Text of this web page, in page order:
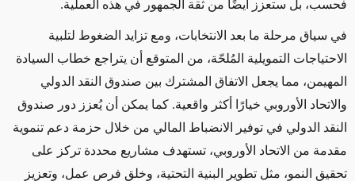
فحسب، بل ستعزز أيضًا من ثقة الجمهور في هذه العملية.
في سياق مرحلة ما بعد الانتخابات، ومع تزايد الضغوط لتلبية
الاحتياجات التمويلية المُلحّة، من المتوقع أن يتراجع خطاب السيادة
المهيمن، مما يجعل الاتفاق المشترك بين صندوق النقد الدولي
والاتحاد الأوروبي خيارًا أكثر واقعية. كما يمكن أن يُعزز دور صندوق
النقد الدولي في توفير الانضباط المالي من خلال حزمة دعم تنموية
مقدمة من الاتحاد الأوروبي، تستهدف مشاريع محددة تركز على
تحقيق النمو، مثل تطوير البنية التحتية، وخلق فرص عمل، وتعزيز